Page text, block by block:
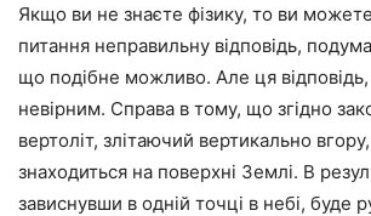
Якщо ви не знаєте фізику, то ви
питання неправильну відповідь,
що подібне можливо. Але ця
невірним. Справа в тому, що згідно
вертоліт, злітаючий вертикально
знаходиться на поверхні Землі. В
зависнувши в одній точці в небі, буде